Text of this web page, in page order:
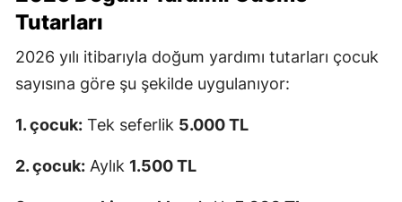
Tutarları
2026 yılı itibarıyla doğum yardımı tutarları çocuk
sayısına göre şu şekilde uygulanıyor:
1. çocuk: Tek seferlik 5.000 TL
2. çocuk: Aylık 1.500 TL